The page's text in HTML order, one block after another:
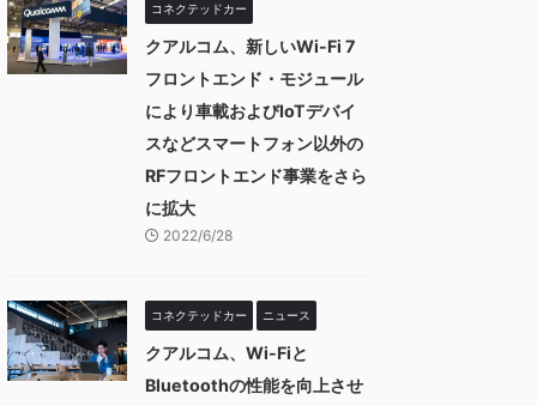
コネクテッドカー
クアルコム、新しいWi-Fi 7
フロントエンド・モジュール
により車載およびIoTデバイ
スなどスマートフォン以外の
RFフロントエンド事業をさら
に拡大
2022/6/28
コネクテッドカー ニュース
クアルコム、Wi-Fiと
Bluetoothの性能を向上させ